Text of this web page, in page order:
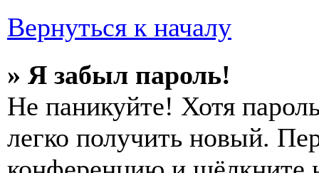
Вернуться к началу
» Я забыл пароль!
Не паникуйте! Хотя
легко получить новый.